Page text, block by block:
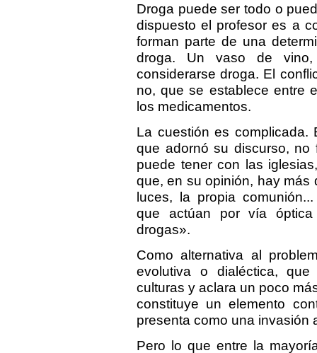
Droga puede ser todo o
dispuesto el profesor es a
forman parte de una
droga. Un vaso de
considerarse droga. El
no, que se establece entre
los medicamentos.
La cuestión es complicada.
que adornó su discurso,
puede tener con las
que, en su opinión, hay más
luces, la propia
que actúan por vía
drogas».
Como alternativa al
evolutiva o dialéctica,
culturas y aclara un poco
constituye un elemento
presenta como una invasión
Pero lo que entre la